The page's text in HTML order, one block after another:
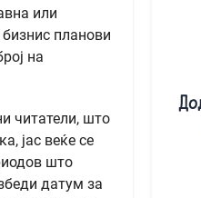
или
планови
на
читатели, што
јас веќе се
што
датум за